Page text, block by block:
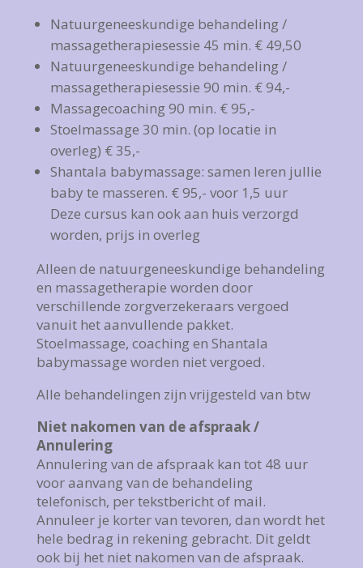
Natuurgeneeskundige behandeling /
massagetherapiesessie 45 min. € 49,50
Natuurgeneeskundige behandeling /
massagetherapiesessie 90 min. € 94,-
Massagecoaching 90 min. € 95,-
Stoelmassage 30 min. (op locatie in
overleg) € 35,-
Shantala babymassage: samen leren jullie
baby te masseren. € 95,- voor 1,5 uur
Deze cursus kan ook aan huis verzorgd
worden, prijs in overleg
Alleen de natuurgeneeskundige behandeling
en massagetherapie worden door
verschillende zorgverzekeraars vergoed
vanuit het aanvullende pakket.
Stoelmassage, coaching en Shantala
babymassage worden niet vergoed.
Alle behandelingen zijn vrijgesteld van btw
Niet nakomen van de afspraak /
Annulering
Annulering van de afspraak kan tot 48 uur
voor aanvang van de behandeling
telefonisch, per tekstbericht of mail.
Annuleer je korter van tevoren, dan wordt het
hele bedrag in rekening gebracht. Dit geldt
ook bij het niet nakomen van de afspraak.